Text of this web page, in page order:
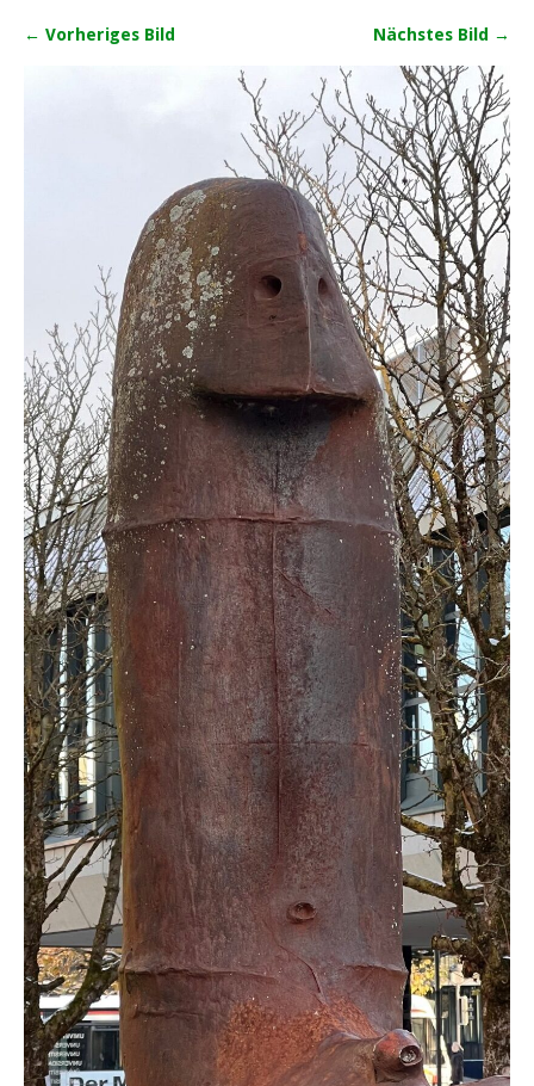
← Vorheriges Bild Nächstes Bild →